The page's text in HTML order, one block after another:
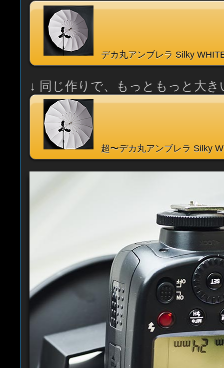
デカ丸アンブレラ Silky
↓ 同じ作りで、もっともっと大
超〜デカ丸アンブレラ Silky